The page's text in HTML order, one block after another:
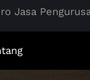
Jasa